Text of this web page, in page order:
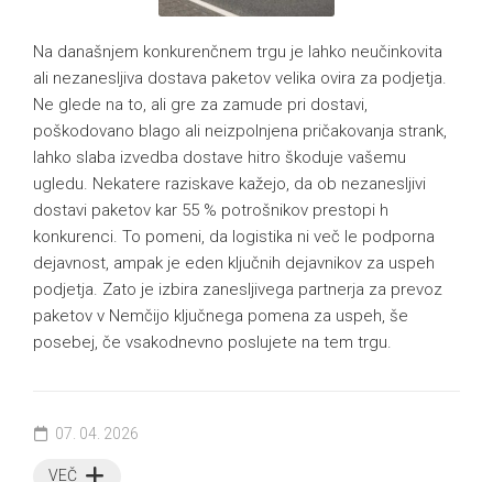
Na današnjem konkurenčnem trgu je lahko neučinkovita
ali nezanesljiva dostava paketov velika ovira za podjetja.
Ne glede na to, ali gre za zamude pri dostavi,
poškodovano blago ali neizpolnjena pričakovanja strank,
lahko slaba izvedba dostave hitro škoduje vašemu
ugledu. Nekatere raziskave kažejo, da ob nezanesljivi
dostavi paketov kar 55 % potrošnikov prestopi h
konkurenci. To pomeni, da logistika ni več le podporna
dejavnost, ampak je eden ključnih dejavnikov za uspeh
podjetja. Zato je izbira zanesljivega partnerja za prevoz
paketov v Nemčijo ključnega pomena za uspeh, še
posebej, če vsakodnevno poslujete na tem trgu.
VEČ
07. 04. 2026